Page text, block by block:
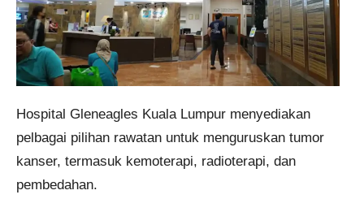
Hospital Gleneagles Kuala Lumpur menyediakan
pelbagai pilihan rawatan untuk menguruskan tumor
kanser, termasuk kemoterapi, radioterapi, dan
pembedahan.